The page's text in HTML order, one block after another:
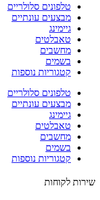
טלפונים סלולריים
מבצעים עונתיים
גיימינג
טאבלטים
מחשבים
בשמים
קטגוריות נוספות
טלפונים סלולריים
מבצעים עונתיים
גיימינג
טאבלטים
מחשבים
בשמים
קטגוריות נוספות
לקוחות